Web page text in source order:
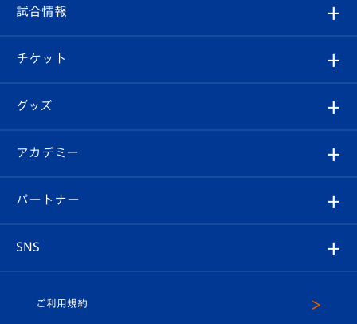
試合情報
チケット
イベント
メディア
ホームタウン
クラブ概要
エンブレム紹介
スタッフプロフィール
マスコット紹介
観戦ルール
はじめての観戦ガイド
Revive Team
ヴィヴィくんの長崎おもてなしガイド
試合情報
試合日程/結果
フォトギャラリー
スタジアムグルメ
チケット
チケット
V-LOVERS（ファンクラブ）
プレイヤーズスイート
グッズ
オンラインショップ
店舗情報
アカデミー
育成からのお知らせ
U-18
パートナー
SNS
ご利用規約